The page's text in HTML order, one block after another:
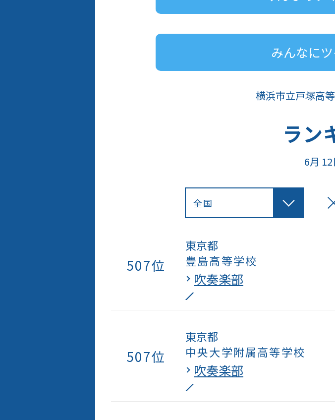
みんなに
横浜市立戸塚高
ラン
6月
507位
東京都
豊島高等学校
吹奏楽部
507位
東京都
中央大学附属高等学校
吹奏楽部